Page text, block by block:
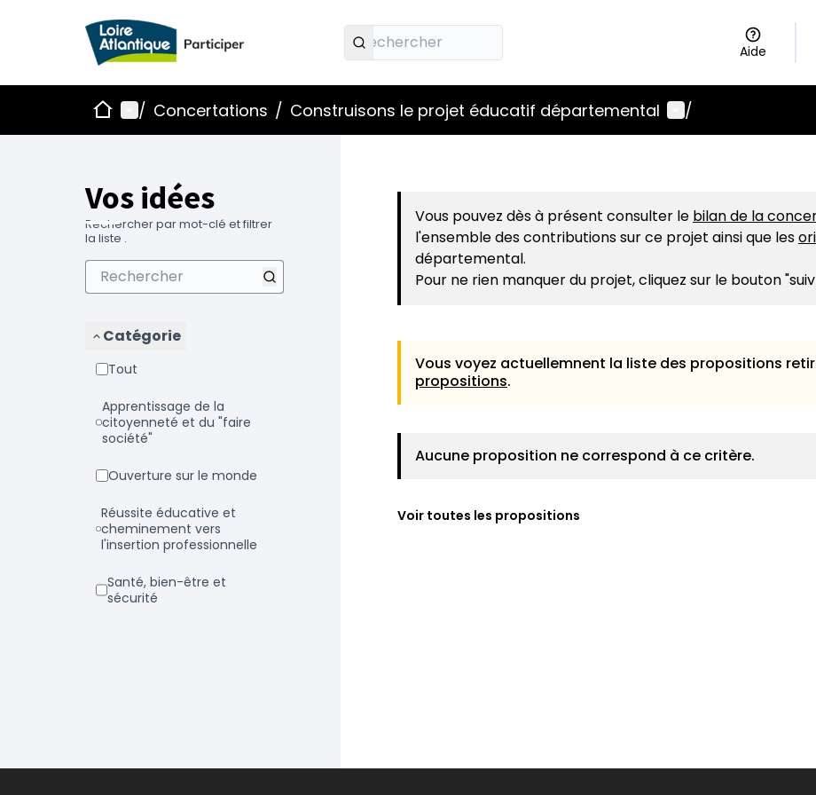
Aide
AccueilMenu principal
/ Concertations / Construisons le projet éducatif départemental Menu utilisateur
/
Vos idées
Rechercher par mot-clé et filtrer
la liste .
Catégorie
Tout
Apprentissage de la
citoyenneté et du "faire
société"
Ouverture sur le monde
Réussite éducative et
cheminement vers
l'insertion professionnelle
Santé, bien-être et
sécurité
Vous pouvez dès à présent consulter le bilan de la
l'ensemble des contributions sur ce projet ainsi que les
départemental.
Pour ne rien manquer du projet, cliquez sur le bouton
Vous voyez actuellemnent la liste des propositions
propositions.
Aucune proposition ne correspond à ce critère.
Voir toutes les propositions